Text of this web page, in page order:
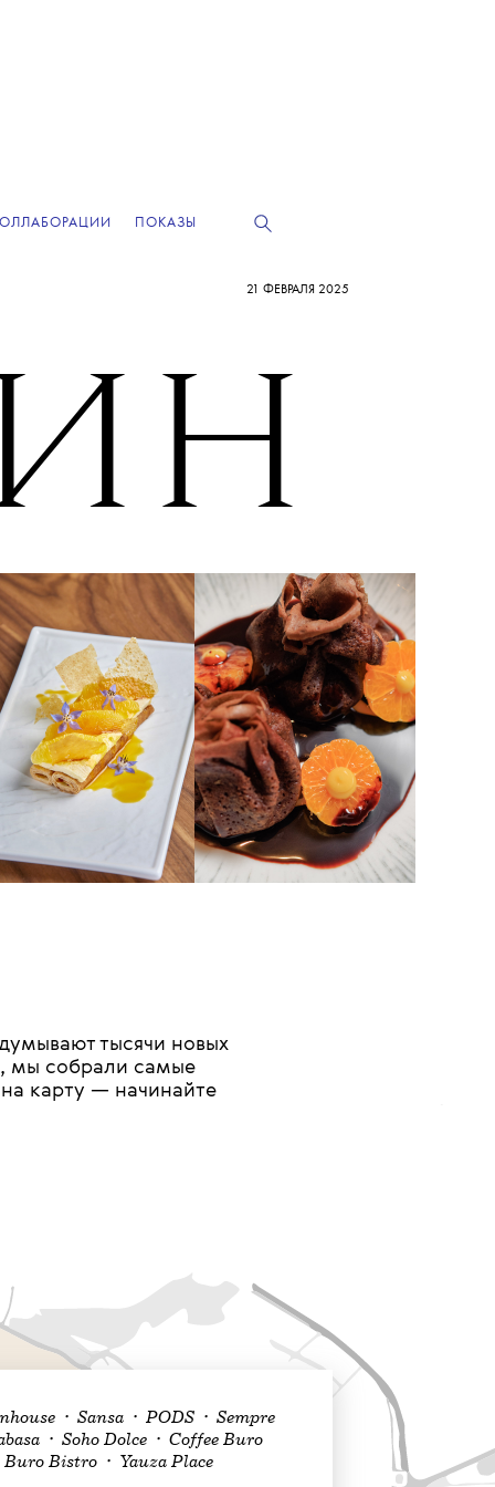
ПОКАЗЫ
21 ФЕВРАЛЯ 2025
тысячи новых
мы собрали самые
карту — начинайте
• Sansa • PODS • Sempre
• Soho Dolce • Coffee Buro
Bistro • Yauza Place